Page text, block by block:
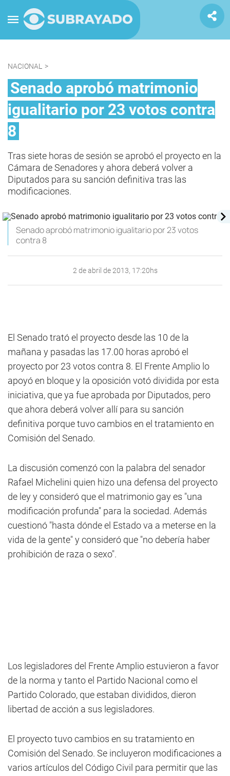
NACIONAL >
Senado aprobó matrimonio
igualitario por 23 votos contra
8
Tras siete horas de sesión se aprobó el proyecto en la
Cámara de Senadores y ahora deberá volver a
Diputados para su sanción definitiva tras las
modificaciones.
Senado aprobó matrimonio igualitario por 23 votos
contra 8
2 de abril de 2013, 17:20hs
El Senado trató el proyecto desde las 10 de la
mañana y pasadas las 17.00 horas aprobó el
proyecto por 23 votos contra 8. El Frente Amplio lo
apoyó en bloque y la oposición votó dividida por esta
iniciativa, que ya fue aprobada por Diputados, pero
que ahora deberá volver allí para su sanción
definitiva porque tuvo cambios en el tratamiento en
Comisión del Senado.
La discusión comenzó con la palabra del senador
Rafael Michelini quien hizo una defensa del proyecto
de ley y consideró que el matrimonio gay es "una
modificación profunda" para la sociedad. Además
cuestionó "hasta dónde el Estado va a meterse en la
vida de la gente" y consideró que "no debería haber
prohibición de raza o sexo".
Los legisladores del Frente Amplio estuvieron a favor
de la norma y tanto el Partido Nacional como el
Partido Colorado, que estaban divididos, dieron
libertad de acción a sus legisladores.
El proyecto tuvo cambios en su tratamiento en
Comisión del Senado. Se incluyeron modificaciones a
varios artículos del Código Civil para permitir que las